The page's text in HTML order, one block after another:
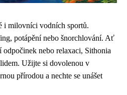
i milovníci vodních sportů.
potápění nebo šnorchlování. Ať
odpočinek nebo relaxaci, Sithonia
Užijte si dovolenou v
přírodou a nechte se unášet